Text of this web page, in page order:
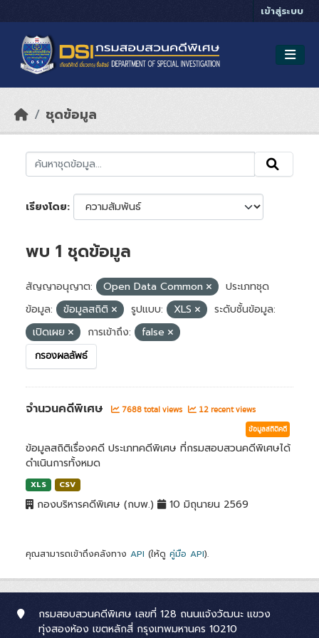
เข้าสู่ระบบ
ชุดข้อมูล
เรียงโดย
พบ 1 ชุดข้อมูล
สัญญาอนุญาต: Open Data Common
ประเภทชุด
ข้อมูล:
ข้อมูลสถิติ รูปแบบ: XLS
ระดับชั้นข้อมูล:
เปิดเผย
การเข้าถึง: false
กรองผลลัพธ์
จำนวนคดีพิเศษ 7688 total views 12 recent views
ข้อมูลสถิติคดี
ข้อมูลสถิติเรื่องคดี ประเภทคดีพิเศษ ที่กรมสอบสวนคดีพิเศษได้
ดำเนินการทั้งหมด
XLS CSV
กองบริหารคดีพิเศษ (กบพ.) 10 มิถุนายน 2569
คุณสามารถเข้าถึงคลังทาง API (ให้ดู คู่มือ API).
กรมสอบสวนคดีพิเศษ เลขที่ 128 ถนนแจ้งวัฒนะ แขวง
ทุ่งสองห้อง เขตหลักสี่ กรุงเทพมหานคร 10210